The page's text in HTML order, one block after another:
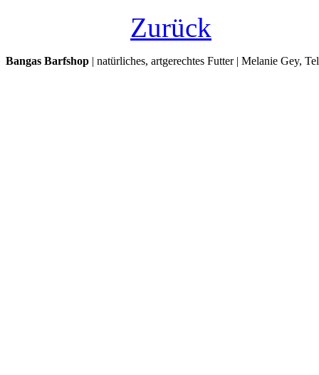
Zurück
Bangas Barfshop | natürliches, artgerechtes Futter | Melanie Gey,